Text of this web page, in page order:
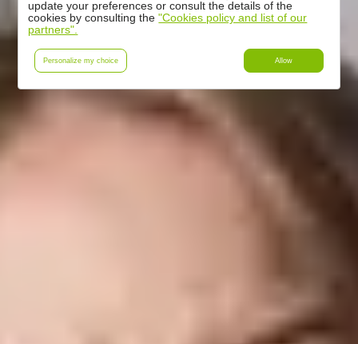
update your preferences or consult the details of the
cookies by consulting the"Cookies policy and list of our
partners".
Personalize my choice Allow